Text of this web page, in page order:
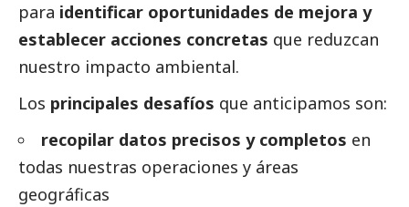
para identificar oportunidades de mejora y
establecer acciones concretas que reduzcan
nuestro impacto ambiental.
Los principales desafíos que anticipamos son:
recopilar datos precisos y completos en
todas nuestras operaciones y áreas
geográficas